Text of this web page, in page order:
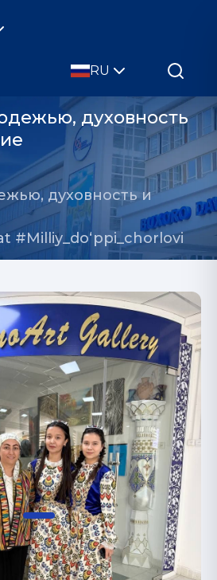
RU
духовность
духовность и
#Milliy_doʻppi_chorlovi